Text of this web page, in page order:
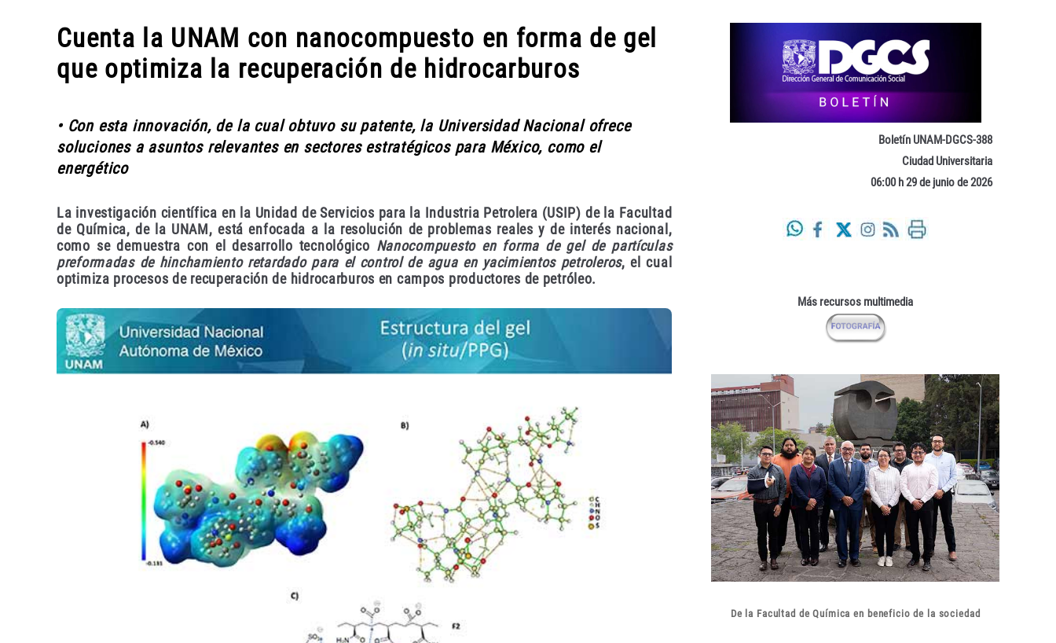
Cuenta la UNAM con nanocompuesto en forma de gel
que optimiza la recuperación de hidrocarburos
• Con esta innovación, de la cual obtuvo su patente, la Universidad Nacional ofrece
soluciones a asuntos relevantes en sectores estratégicos para México, como el
energético
La investigación científica en la Unidad de Servicios para la Industria Petrolera (USIP) de la Facultad
de Química, de la UNAM, está enfocada a la resolución de problemas reales y de interés nacional,
como se demuestra con el desarrollo tecnológico Nanocompuesto en forma de gel de partículas
preformadas de hinchamiento retardado para el control de agua en yacimientos petroleros, el cual
optimiza procesos de recuperación de hidrocarburos en campos productores de petróleo.
Boletín UNAM-DGCS-388
Ciudad Universitaria
06:00 h 29 de junio de 2026
Más recursos multimedia
De la Facultad de Química en beneficio de la sociedad